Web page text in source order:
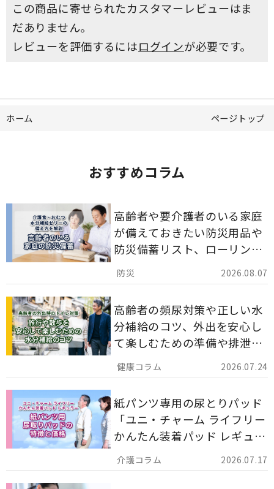
この商品に寄せられたカスタマーレビューはま
だありません。
レビューを評価するにはログインが必要です。
ホーム ページトップ
おすすめコラム
2026.08.07
高齢者や要介護者のいる家庭
が備えておきたい防災用品や
防災備蓄リスト、ローリング
ストックのポイントについて
解説します。
2026.07.24
高齢者の頻尿対策や正しい水
分補給のコツ、外出を安心し
て楽しむための準備や排泄ケ
ア用品の選び方を解説しま
す。
2026.07.17
紙パンツ専用の尿とりパッド
「ユニ・チャーム ライフリー
かんたん装着パッド レギュラ
ー 計162枚」について解説し
ます。